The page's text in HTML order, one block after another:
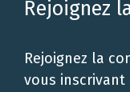
Rejoignez
Rejoignez la
vous